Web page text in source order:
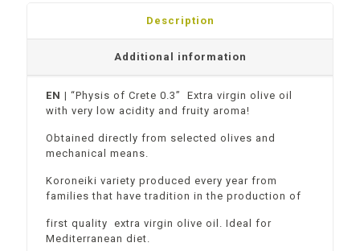
Description
Additional information
EN | “Physis of Crete 0.3” Extra virgin olive oil
with very low acidity and fruity aroma!
Obtained directly from selected olives and
mechanical means.
Koroneiki variety produced every year from
families that have tradition in the production of
first quality extra virgin olive oil. Ideal for
Mediterranean diet.